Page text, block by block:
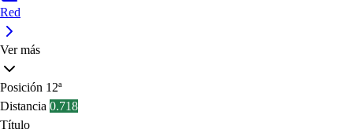
Red
Ver más
Posición 12ª
Distancia 0.718
Título